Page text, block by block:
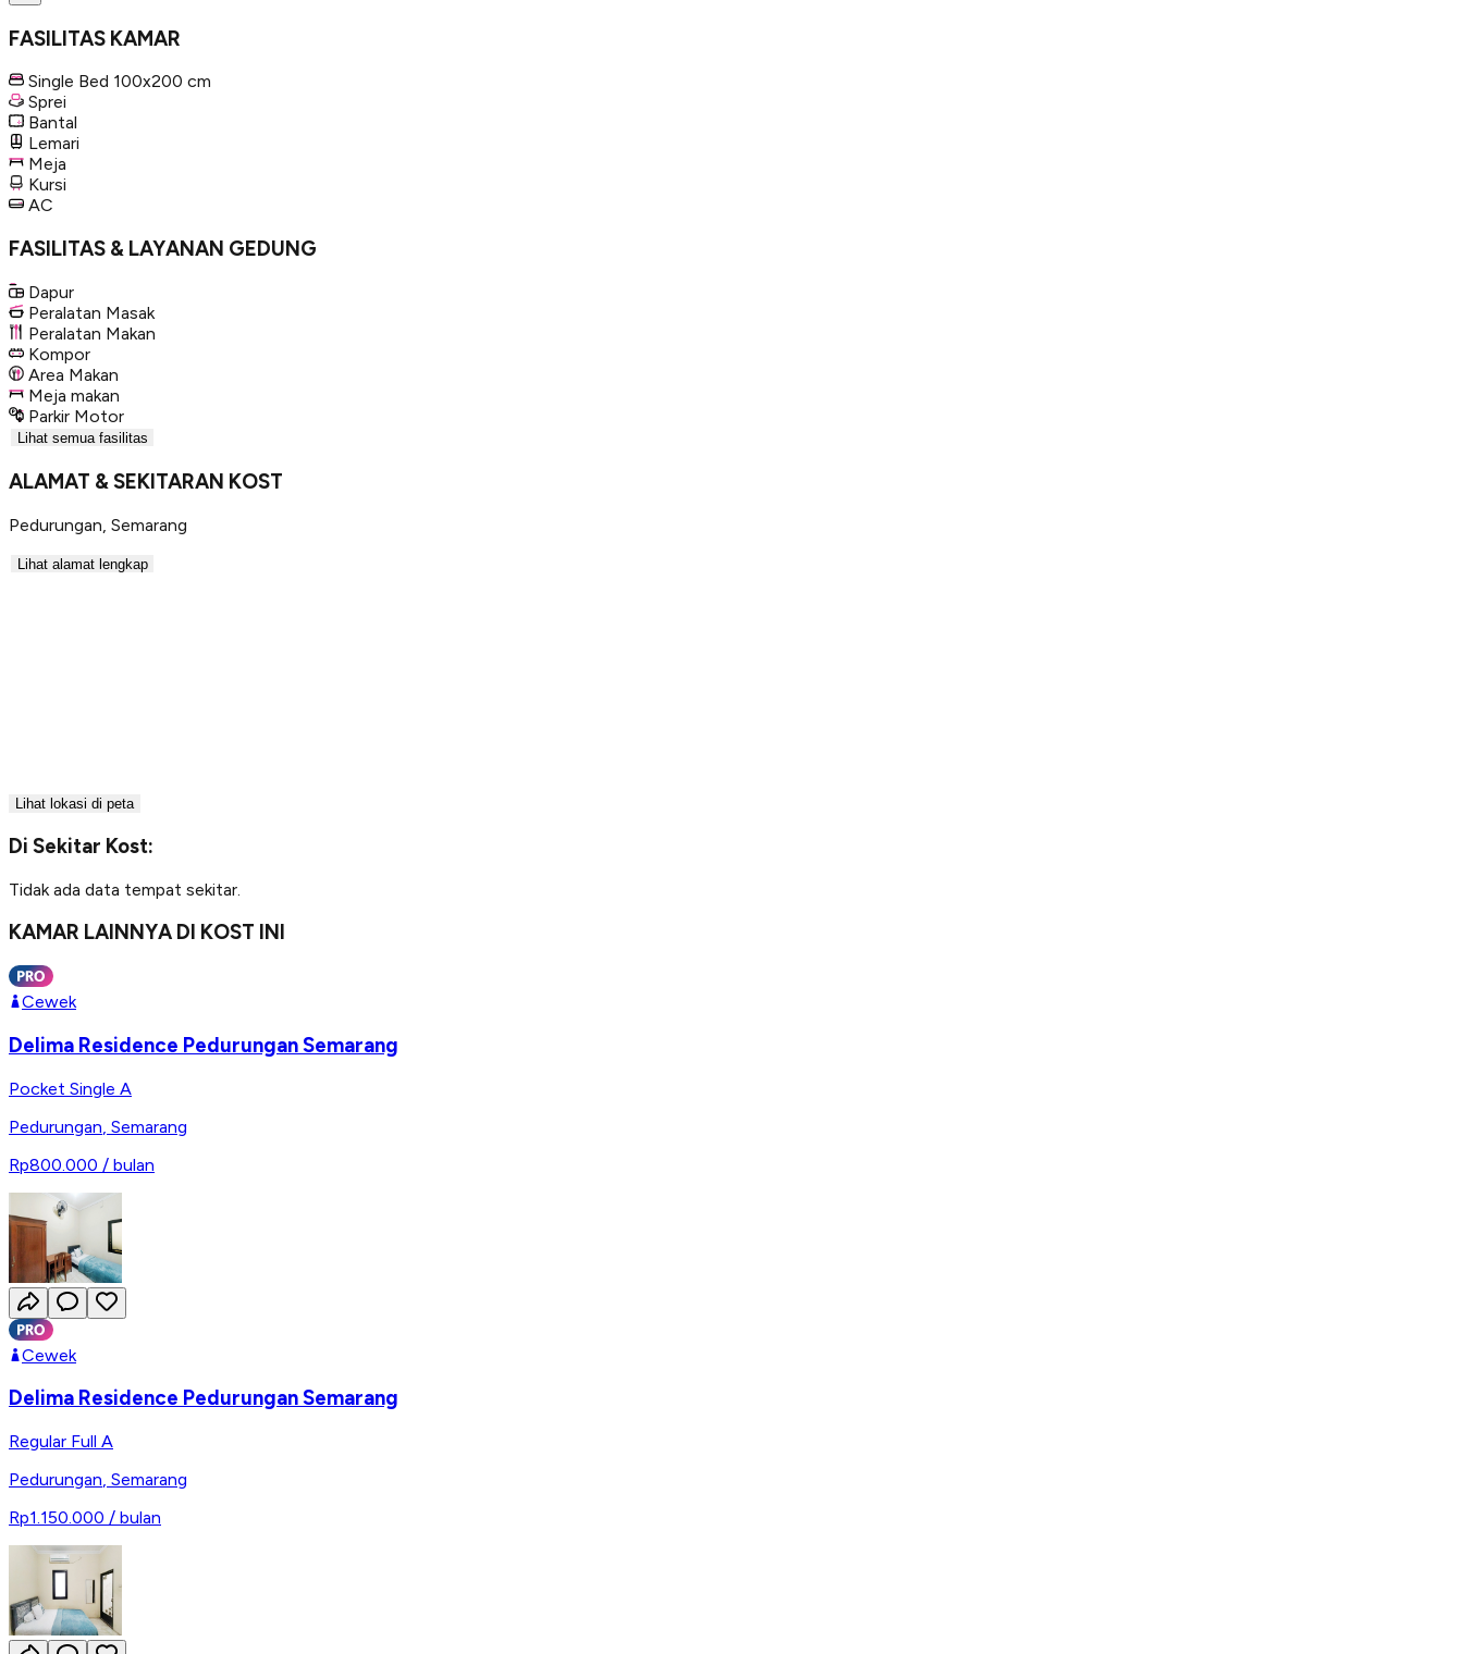
FASILITAS KAMAR
Single Bed 100x200 cm
Sprei
Bantal
Lemari
Meja
Kursi
AC
FASILITAS & LAYANAN GEDUNG
Dapur
Peralatan Masak
Peralatan Makan
Kompor
Area Makan
Meja makan
Parkir Motor
Lihat semua fasilitas
ALAMAT & SEKITARAN KOST
Pedurungan Semarang
Lihat alamat lengkap
Lihat lokasi di peta
Di Sekitar Kost:
Tidak ada data tempat sekitar.
KAMAR LAINNYA DI KOST INI
Cewek
Delima Residence Pedurungan Semarang
Pocket Single A
Pedurungan Semarang
Rp800.000 / bulan
Cewek
Delima Residence Pedurungan Semarang
Regular Full A
Pedurungan, Semarang
Rp1.150.000 / bulan